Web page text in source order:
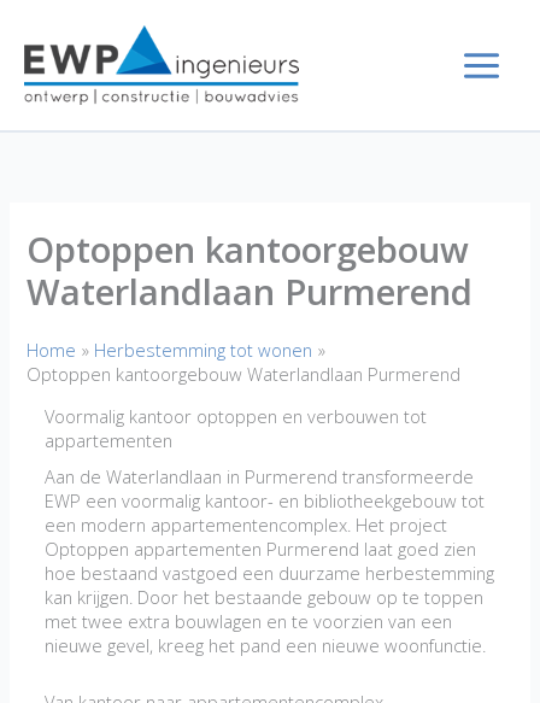
inhoud
Optoppen kantoorgebouw
Waterlandlaan Purmerend
Home
Herbestemming tot wonen
Optoppen kantoorgebouw Waterlandlaan Purmerend
Voormalig kantoor optoppen en verbouwen tot
appartementen
Aan de Waterlandlaan in Purmerend transformeerde
EWP een voormalig kantoor- en bibliotheekgebouw tot
een modern appartementencomplex. Het project
Optoppen appartementen Purmerend laat goed zien
hoe bestaand vastgoed een duurzame herbestemming
kan krijgen. Door het bestaande gebouw op te toppen
met twee extra bouwlagen en te voorzien van een
nieuwe gevel, kreeg het pand een nieuwe woonfunctie.